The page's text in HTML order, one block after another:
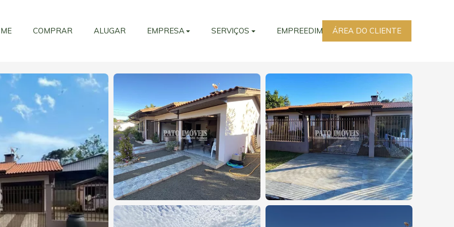
COMPRAR ALUGAR EMPRESA SERVIÇOS EMPREEDIMENTOSÁREA DO CLIENTE